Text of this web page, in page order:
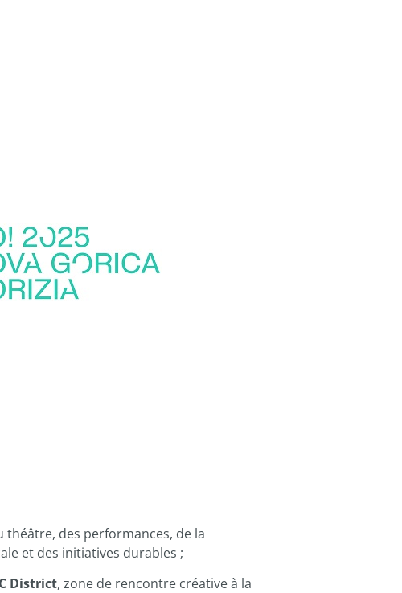
théâtre, des performances, de la
et des initiatives durables ;
District, zone de rencontre créative à la